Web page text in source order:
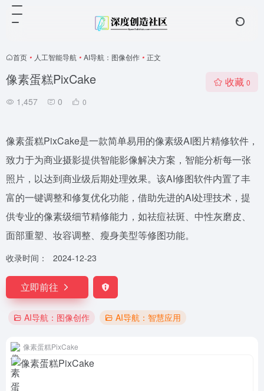
首页 • 人工智能导航 • AI导航：图像创作 • 正文
像素蛋糕PixCake
1,457 0 0
收藏 0
像素蛋糕PixCake是一款简单易用的像素级AI图片精修软件，
致力于为商业摄影提供智能影像解决方案，智能分析每一张
照片，以达到商业级后期处理效果。该AI修图软件内置了丰
富的一键调整和修复优化功能，借助先进的AI处理技术，提
供专业的像素级细节精修能力，如祛痘祛斑、中性灰磨皮、
面部重塑、妆容调整、瘦身美型等修图功能。
收录时间： 2024-12-23
立即前往
AI导航：图像创作 AI导航：智慧应用
像素蛋糕PixCake